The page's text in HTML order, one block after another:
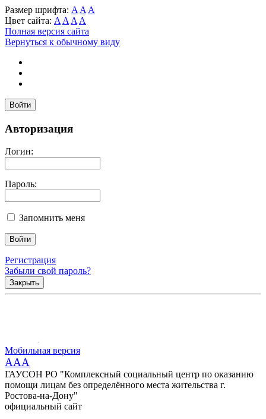
Размер шрифта: A A A
Цвет сайта: A A A A
Полная версия сайта
Вернуться к обычному виду
Войти
Авторизация
Логин:
Пароль:
Запомнить меня
Регистрация
Забыли свой пароль?
Закрыть
Мобильная версия
AAA
ГАУСОН РО "Комплексный социальный центр по оказанию
помощи лицам без определённого места жительства г.
Ростова-на-Дону"
официальный сайт